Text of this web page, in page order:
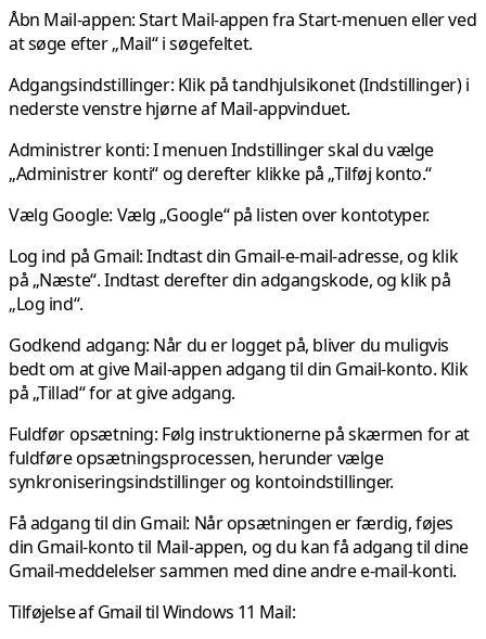
Åbn Mail-appen:Start Mail-appen fra Start-menuen eller ved
at søge efter „Mail“ i søgefeltet.
Adgangsindstillinger: Klik på tandhjulsikonet (Indstillinger) i
nederste venstre hjørne af Mail-appvinduet.
Administrer konti:I menuen Indstillinger skal du vælge
„Administrer konti“ og derefter klikke på „Tilføj konto.“
Vælg Google: Vælg „Google“ på listen over kontotyper.
Log ind på Gmail:Indtast din Gmail-e-mail-adresse, og klik
på „Næste“. Indtast derefter din adgangskode, og klik på
„Log ind“.
Godkend adgang: Nårdu er logget på, bliver du muligvis
bedt om at give Mail-appen adgang til din Gmail-konto. Klik
på „Tillad“ for at give adgang.
Fuldfør opsætning: Følg instruktionerne på skærmen for at
fuldføre opsætningsprocessen, herunder vælge
synkroniseringsindstillinger og kontoindstillinger.
Få adgang til din Gmail: Når opsætningen er færdig, føjes
din Gmail-konto til Mail-appen, og du kan få adgang til dine
Gmail-meddelelser sammen med dine andre e-mail-konti.
Tilføjelse af Gmail til Windows 11 Mail: